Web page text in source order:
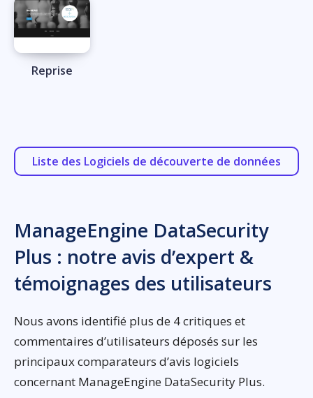
Reprise
Liste des Logiciels de découverte de données
ManageEngine DataSecurity
Plus : notre avis d’expert &
témoignages des utilisateurs
Nous avons identifié plus de 4 critiques et
commentaires d’utilisateurs déposés sur les
principaux comparateurs d’avis logiciels
concernant ManageEngine DataSecurity Plus.